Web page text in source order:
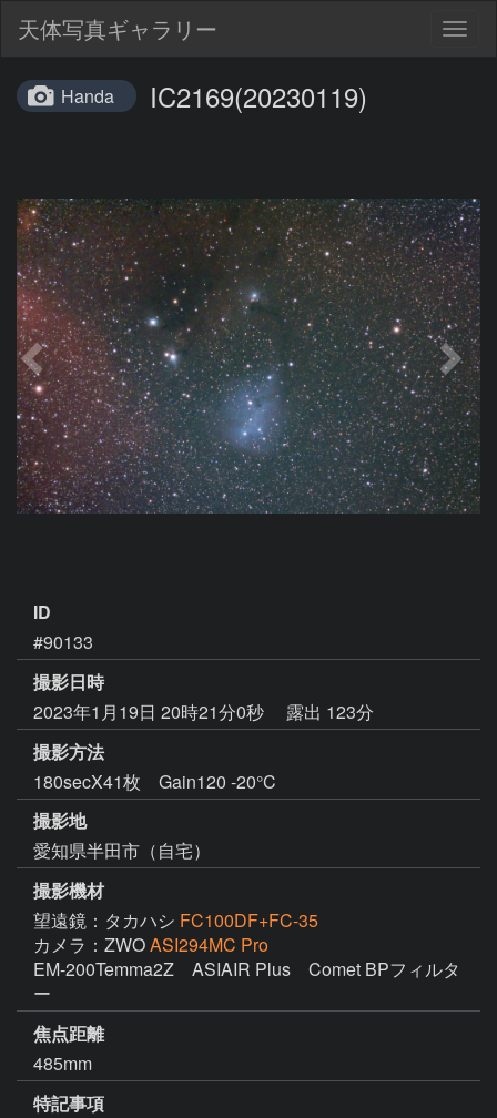
天体写真ギャラリー
Handa IC2169(20230119)
ID
#90133
撮影日時
2023年1月19日 20時21分0秒
露出 123分
撮影方法
180secX41枚 Gain120 -20°C
撮影地
愛知県半田市（自宅）
撮影機材
望遠鏡：タカハシ FC100DF+FC-35
カメラ：ZWOASI294MC Pro
EM-200Temma2Z　ASIAIR Plus　Comet BPフィルタ
ー
焦点距離
485mm
特記事項